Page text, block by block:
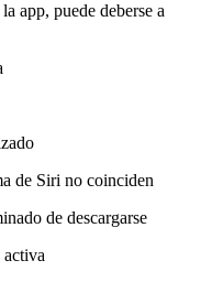
app, puede deberse a
de Siri no coinciden
de descargarse